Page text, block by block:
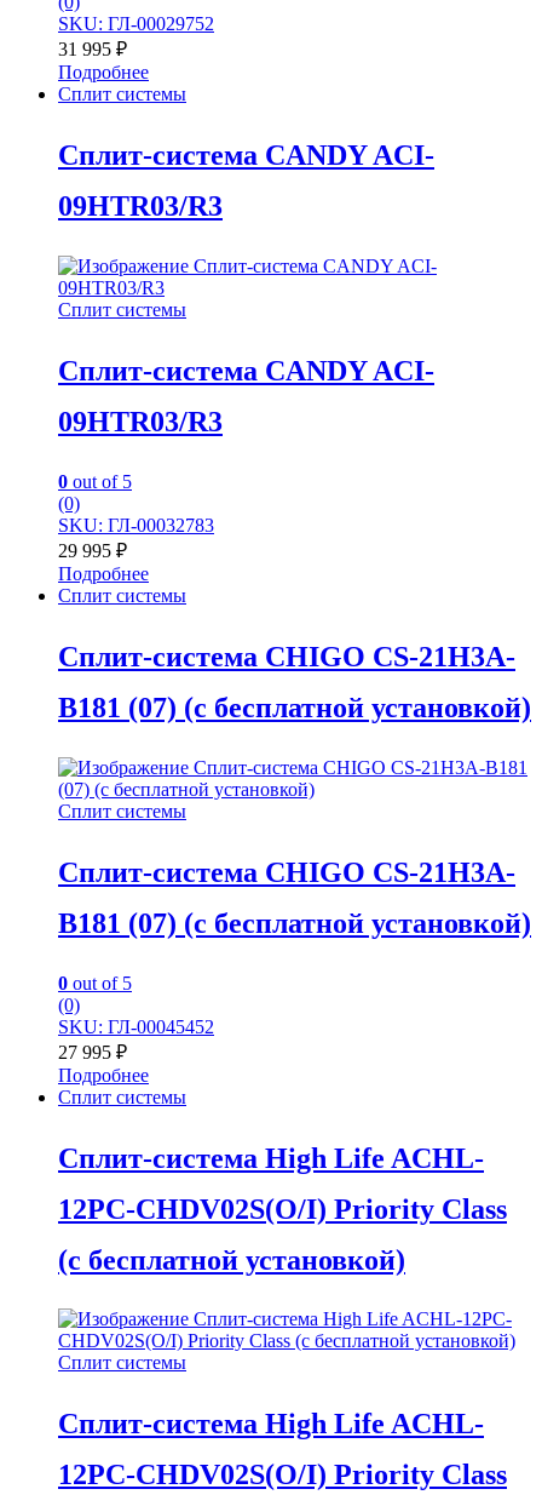
SKU: ГЛ-00029752
31 995 ₽
Подробнее
Сплит системы
Сплит-система CANDY ACI-
09HTR03/R3
Сплит системы
Сплит-система CANDY ACI-
09HTR03/R3
0 out of 5
(0)
SKU: ГЛ-00032783
29 995 ₽
Подробнее
Сплит системы
Сплит-система CHIGO CS-21H3A-
B181 (07) (с бесплатной установкой)
Сплит системы
Сплит-система CHIGO CS-21H3A-
B181 (07) (с бесплатной установкой)
0 out of 5
(0)
SKU: ГЛ-00045452
27 995 ₽
Подробнее
Сплит системы
Сплит-система High Life ACHL-
12PC-CHDV02S(O/I) Priority Class
(с бесплатной установкой)
Сплит системы
Сплит-система High Life ACHL-
12PC-CHDV02S(O/I) Priority Class